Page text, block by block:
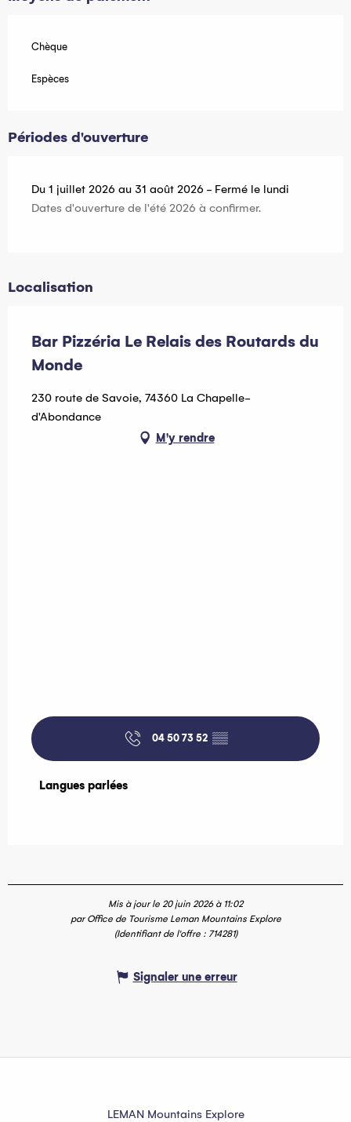
Chèque
Espèces
Périodes d'ouverture
Du 1 juillet 2026 au 31 août 2026 - Fermé le lundi
Dates d'ouverture de l'été 2026 à confirmer.
Localisation
Bar Pizzéria Le Relais des Routards du
Monde
230 route de Savoie, 74360 La Chapelle-
d'Abondance
M'y rendre
04 50 73 52 ▒▒
Langues parlées
Langues parlées
Mis à jour le 20 juin 2026 à 11:02
par Office de Tourisme Leman Mountains Explore
(Identifiant de l'offre : 714281)
Signaler une erreur
LEMAN Mountains Explore